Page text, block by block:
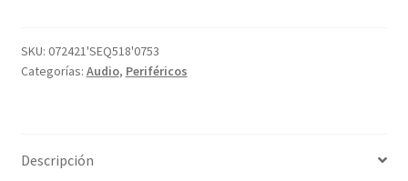
SKU: 072421'SEQ518'0753
Categorías: Audio, Periféricos
Descripción